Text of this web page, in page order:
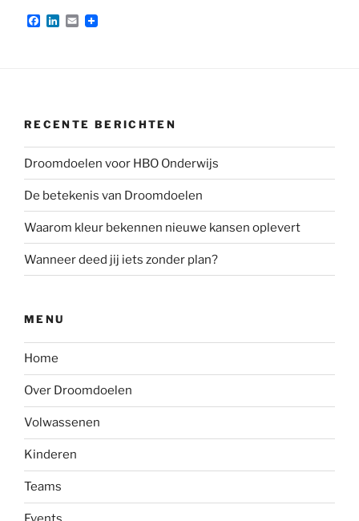
F
L
E
RECENTE BERICHTEN
Droomdoelen voor HBO Onderwijs
De betekenis van Droomdoelen
Waarom kleur bekennen nieuwe kansen oplevert
Wanneer deed jij iets zonder plan?
MENU
Home
Over Droomdoelen
Volwassenen
Kinderen
Teams